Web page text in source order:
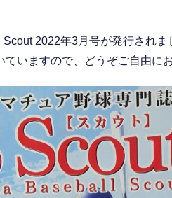
2022年3月号が発行されま
いますので、どうぞご自由に